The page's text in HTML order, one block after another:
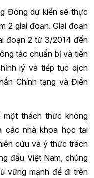
Đông dự kiến sẽ thực
2 giai đoạn. Giai đoạn
đoạn 2 từ 3/2014 đến
tác chuẩn bị và tiến
lý và tiếp tục dịch
Chính tạng và Điển
thách thức không
các nhà khoa học tại
cứu và ý thức trách
đầu Việt Nam, chúng
vững mạnh để đi trên